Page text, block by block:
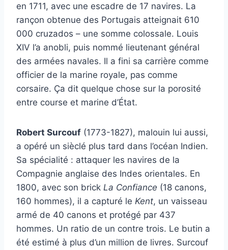
en 1711, avec une escadre de 17 navires. La
rançon obtenue des Portugais atteignait 610
000 cruzados – une somme colossale. Louis
XIV l’a anobli, puis nommé lieutenant général
des armées navales. Il a fini sa carrière comme
officier de la marine royale, pas comme
corsaire. Ça dit quelque chose sur la porosité
entre course et marine d’État.
Robert Surcouf (1773-1827), malouin lui aussi,
a opéré un sièclé plus tard dans l’océan Indien.
Sa spécialité : attaquer les navires de la
Compagnie anglaise des Indes orientales. En
1800, avec son brick La Confiance (18 canons,
160 hommes), il a capturé le Kent, un vaisseau
armé de 40 canons et protégé par 437
hommes. Un ratio de un contre trois. Le butin a
été estimé à plus d’un million de livres. Surcouf